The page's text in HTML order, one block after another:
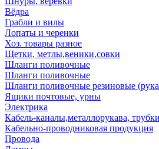
Вёдра
Грабли и вилы
Лопаты и черенки
Хоз. товары разное
Щетки, метлы,веники,совки
Шланги поливочные
Шланги поливочные
Шланги поливочные резиновые
Ящики почтовые, урны
Электрика
Кабель-каналы,металлорукава,
Кабельно-проводниковая продукция
Провода